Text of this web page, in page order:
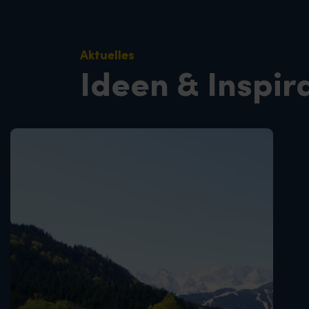
Aktuelles
Ideen &